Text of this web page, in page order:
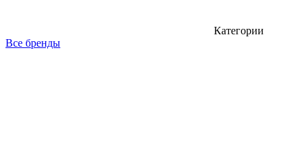
Категории
Все бренды